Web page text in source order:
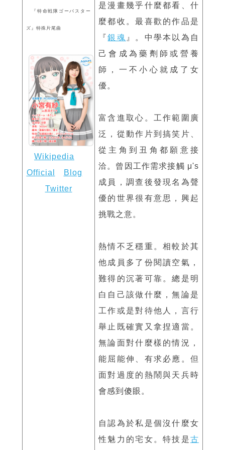
『特命戦隊ゴーバスター
ズ』特殊片尾曲
Wikipedia
Official
Blog
Twitter
是漫畫幾乎什麼都看、什
麼都收。最喜歡的作品是
『銀魂 』。中學本以為自
己會成為藥劑師或營養
師，一不小心就成了女
優。
富含進取心。工作範圍廣
泛，從動作片到搞笑片、
從主角到丑角都願意接
洽。曾因工作需求接觸 μ's
成員，調查後發現名為聲
優的世界很有意思，興起
挑戰之意。
熱情不乏穩重。相較於其
他成員多了份閱讀空氣，
難得的沉著可靠。總是明
白自己該做什麼，無論是
工作或是對待他人，言行
舉止既確實又拿捏適當。
無論面對什麼樣的情況，
能屈能伸、有求必應。但
面對過度的熱鬧與天兵時
會感到傻眼。
自認為於私是個沒什麼女
性魅力的宅女。特技是古